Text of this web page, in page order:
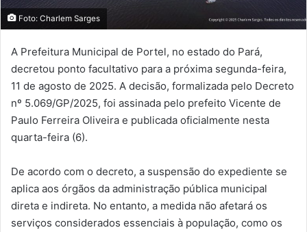
Foto: Charlem Sarges
A Prefeitura Municipal de Portel, no estado do Pará,
decretou ponto facultativo para a próxima segunda-feira,
11 de agosto de 2025. A decisão, formalizada pelo Decreto
nº 5.069/GP/2025, foi assinada pelo prefeito Vicente de
Paulo Ferreira Oliveira e publicada oficialmente nesta
quarta-feira (6).
De acordo com o decreto, a suspensão do expediente se
aplica aos órgãos da administração pública municipal
direta e indireta. No entanto, a medida não afetará os
serviços considerados essenciais à população, como os